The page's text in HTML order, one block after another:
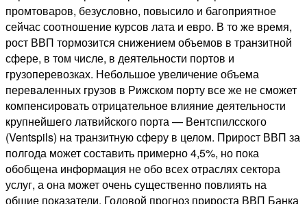
промтоваров, безусловно, повысило и багоприятное
сейчас соотношение курсов лата и евро. В то же время,
рост ВВП тормозится снижением объемов в транзитной
сфере, в том числе, в деятельности портов и
грузоперевозках. Небольшое увеличение объема
переваленных грузов в Рижском порту все же не сможет
компенсировать отрицательное влияние деятельности
крупнейшего латвийского порта — Вентспилсского
(Ventspils) на транзитную сферу в целом. Прирост ВВП за
полгода может составить примерно 4,5%, но пока
обобщена информация не обо всех отраслях сектора
услуг, а она может очень существенно повлиять на
общие показатели. Годовой прогноз прироста ВВП Банка